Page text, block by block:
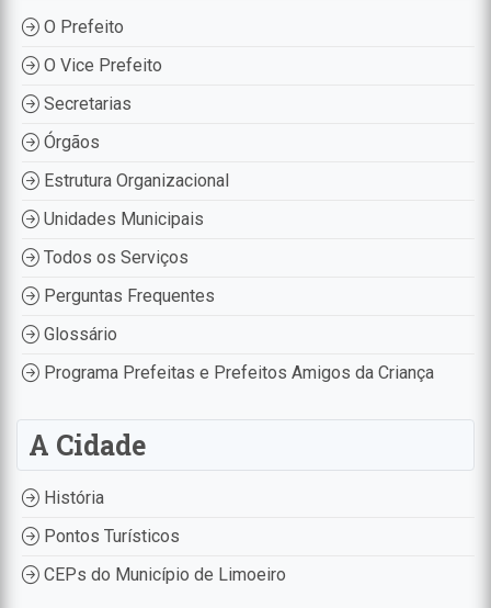
O Prefeito
O Vice Prefeito
Secretarias
Órgãos
Estrutura Organizacional
Unidades Municipais
Todos os Serviços
Perguntas Frequentes
Glossário
Programa Prefeitas e Prefeitos Amigos da Criança
A Cidade
História
Pontos Turísticos
CEPs do Município de Limoeiro